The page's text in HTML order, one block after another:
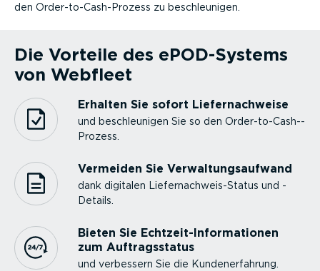
den Order-­to-­Cas­h-­Prozess zu beschleu­nigen.
Die Vorteile des ePOD-­Systems
von Webfleet
Erhalten Sie sofort Liefer­nach­weise
und beschleu­nigen Sie so den Order-­to-­Cas­h-­
Prozess.
Vermeiden Sie Verwal­tungs­aufwand
dank digitalen Liefer­nach­weis-Status und -
Details.
Bieten Sie Echtzeit-In­for­ma­tionen
zum Auftrags­status
und verbessern Sie die Kunden­er­fahrung.